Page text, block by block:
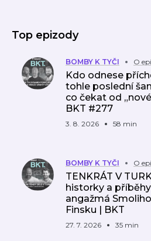
Top epizody
BOMBY K TYČI O
Kdo odnese
tohle poslední
co čekat od
BKT #277
3. 8. 2026 58 min
BOMBY K TYČI O
TENKRÁT V
historky a
angažmá
Finsku | BKT
27. 7. 2026 35 min